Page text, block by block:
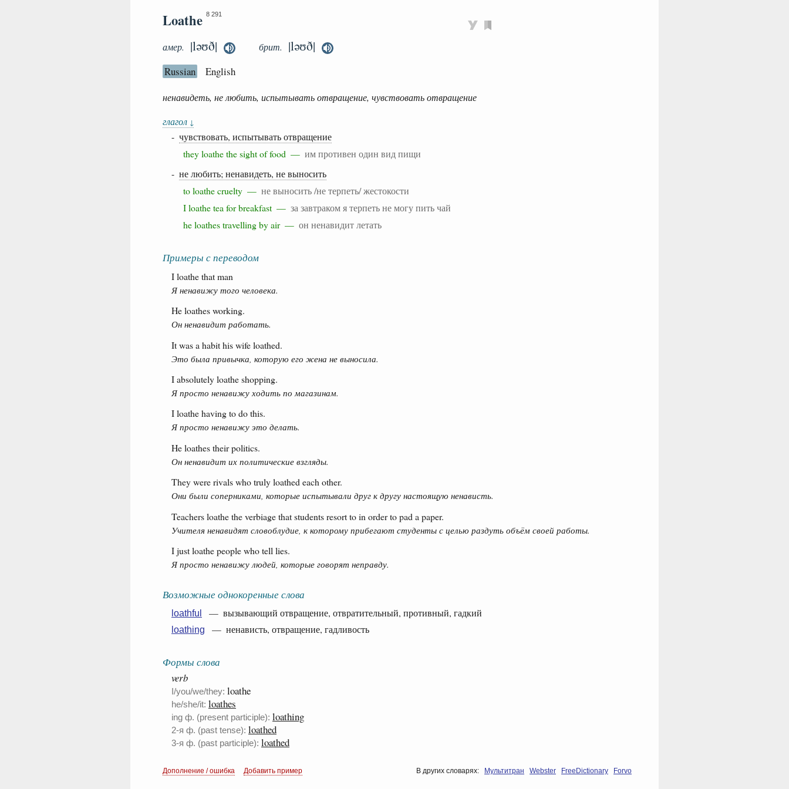
Loathe 8 291
амер. |ləʊð| брит. |ləʊð|
Russian English
ненавидеть, не любить, испытывать отвращение, чувствовать отвращение
глагол ↓
- чувствовать, испытывать отвращение
they loathe the sight of food — им противен один вид пищи
- не любить; ненавидеть, не выносить
to loathe cruelty — не выносить /не терпеть/ жестокости
I loathe tea for breakfast — за завтраком я терпеть не могу пить чай
he loathes travelling by air — он ненавидит летать
Примеры с переводом
I loathe that man
Я ненавижу того человека.
He loathes working.
Он ненавидит работать.
It was a habit his wife loathed.
Это была привычка, которую его жена не выносила.
I absolutely loathe shopping.
Я просто ненавижу ходить по магазинам.
I loathe having to do this.
Я просто ненавижу это делать.
He loathes their politics.
Он ненавидит их политические взгляды.
They were rivals who truly loathed each other.
Они были соперниками, которые испытывали друг к другу настоящую ненависть.
Teachers loathe the verbiage that students resort to in order to pad a paper.
Учителя ненавидят словоблудие, к которому прибегают студенты с целью раздуть объём своей работы.
I just loathe people who tell lies.
Я просто ненавижу людей, которые говорят неправду.
Возможные однокоренные слова
loathful — вызывающий отвращение, отвратительный, противный, гадкий
loathing — ненависть, отвращение, гадливость
Формы слова
verb
I/you/we/they: loathe
he/she/it: loathes
ing ф. (present participle): loathing
2-я ф. (past tense): loathed
3-я ф. (past participle): loathed
Дополнение / ошибка Добавить пример В других словарях: Мультитран Webster FreeDictionary Forvo